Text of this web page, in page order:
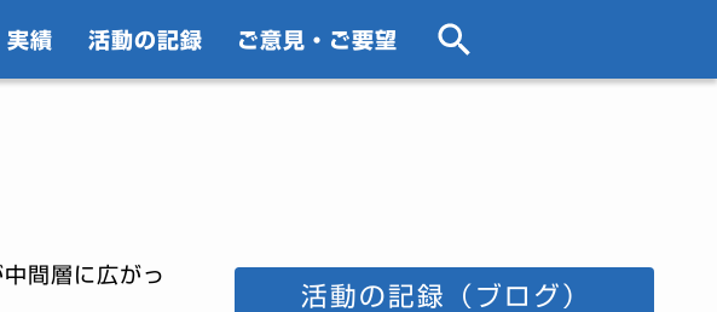
実績 活動の記録 ご意見・ご要望
間層に広がっ
活動の記録（ブログ）